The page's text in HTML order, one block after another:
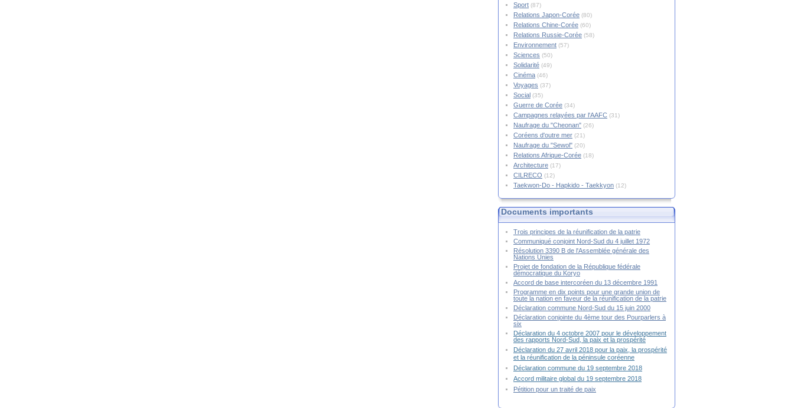
Sport (87)
Relations Japon-Corée (80)
Relations Chine-Corée (60)
Relations Russie-Corée (58)
Environnement (57)
Sciences (50)
Solidarité (49)
Cinéma (46)
Voyages (37)
Social (35)
Guerre de Corée (34)
Campagnes relayées par l'AAFC (31)
Naufrage du "Cheonan" (26)
Coréens d'outre mer (21)
Naufrage du "Sewol" (20)
Relations Afrique-Corée (18)
Architecture (17)
CILRECO (12)
Taekwon-Do - Hapkido - Taekkyon (12)
Documents importants
Trois principes de la réunification de la patrie
Communiqué conjoint Nord-Sud du 4 juillet 1972
Résolution 3390 B de l'Assemblée générale des
Nations Unies
Projet de fondation de la République fédérale
démocratique du Koryo
Accord de base intercoréen du 13 décembre 1991
Programme en dix points pour une grande union de
toute la nation en faveur de la réunification de la patrie
Déclaration commune Nord-Sud du 15 juin 2000
Déclaration conjointe du 4ème tour des Pourparlers à
six
Déclaration du 4 octobre 2007 pour le développement
des rapports Nord-Sud, la paix et la prospérité
Déclaration du 27 avril 2018 pour la paix, la prospérité
et la réunification de la péninsule coréenne
Déclaration commune du 19 septembre 2018
Accord militaire global du 19 septembre 2018
Pétition pour un traité de paix